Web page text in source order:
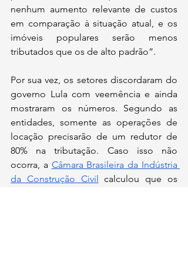
nenhum aumento relevante de custos
em comparação à situação atual, e os
imóveis populares serão menos
tributados que os de alto padrão”.
Por sua vez, os setores discordaram do
governo Lula com veemência e ainda
mostraram os números. Segundo as
entidades, somente as operações de
locação precisarão de um redutor de
80% na tributação. Caso isso não
ocorra, a Câmara Brasileira da Indústria
da Construção Civil calculou que os